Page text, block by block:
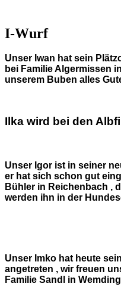
I-Wurf
Unser Iwan hat sein
bei Familie Algermissen
unserem Buben alles
Ilka wird bei den
Unser Igor ist in seiner
er hat sich schon gut
Bühler in Reichenbach ,
werden ihn in der
Unser Imko hat heute
angetreten , wir freuen
Familie Sandl in